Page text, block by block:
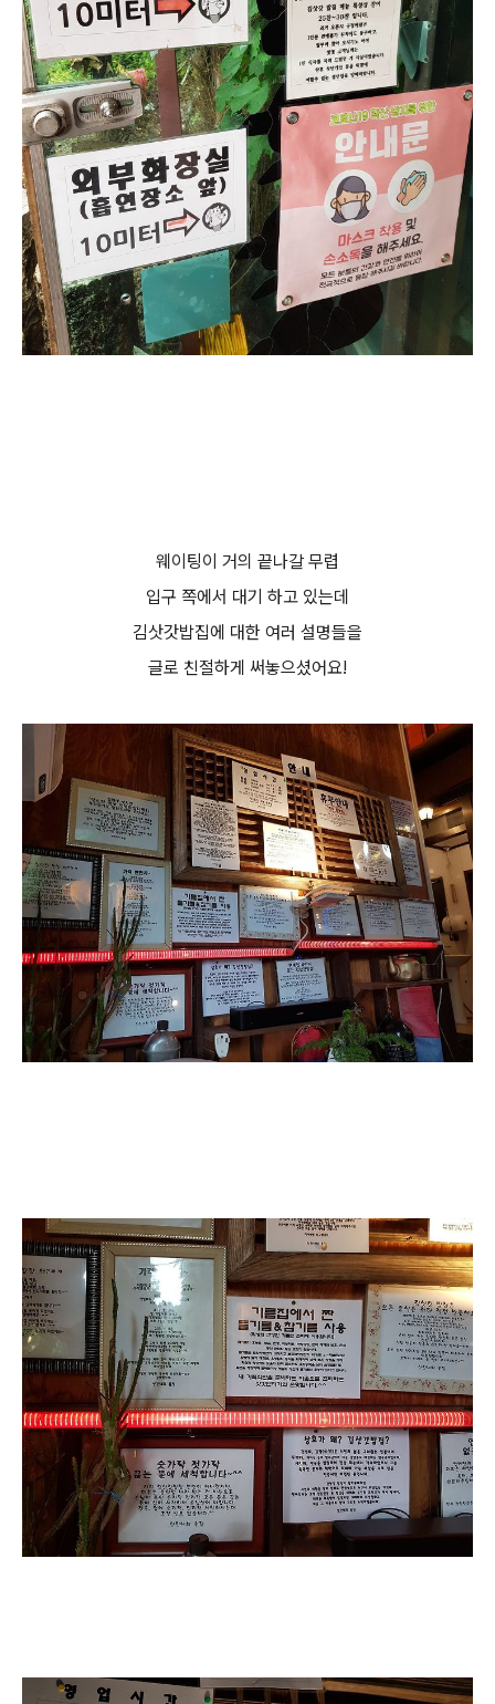
웨이팅이 거의 끝나갈 무렵
입구 쪽에서 대기 하고 있는데
김삿갓밥집에 대한 여러 설명들을
글로 친절하게 써놓으셨어요!